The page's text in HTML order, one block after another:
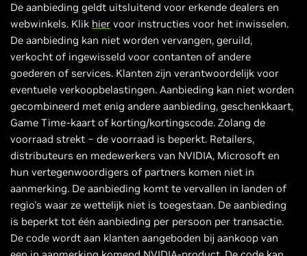
De aanbieding geldt uitsluitend voor erkende dealers en
webwinkels. Klik hier voor instructies voor het inwisselen.
De aanbieding kan niet worden vervangen, geruild,
verkocht of ingewisseld voor contanten of andere
goederen of services. Klanten zijn verantwoordelijk voor
eventuele verkoopbelastingen. Aanbieding kan niet worden
gecombineerd met enig andere aanbieding, geschenkkaart,
Game Time-kaart of korting/kortingscode. Zolang de
voorraad strekt − de voorraad is beperkt. Retailers,
distributeurs en medewerkers van NVIDIA, Microsoft en
hun vertegenwoordigers of partners komen niet in
aanmerking. De aanbieding komt te vervallen in landen of
regio's waar ze wettelijk niet is toegestaan. De aanbieding
is beperkt tot één aanbieding per persoon per transactie.
De code wordt aan klanten aangeboden bij aankoop van